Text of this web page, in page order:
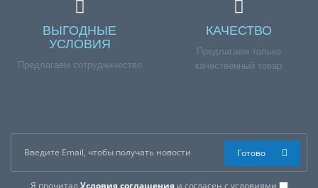
ВЫГОДНЫЕ
УСЛОВИЯ
Предлагаем сотрудничество
КАЧЕСТВО
Предлагаем только
качественный товар
Я прочитал Условия соглашенияи согласен с условиями
Готово